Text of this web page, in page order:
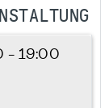
- 19:00